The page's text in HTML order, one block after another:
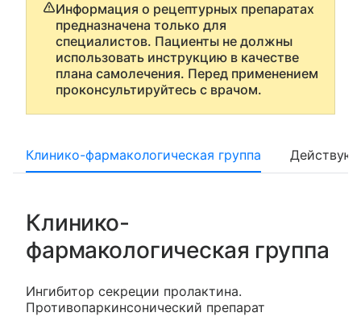
Информация о рецептурных препаратах
предназначена только для
специалистов. Пациенты не должны
использовать инструкцию в качестве
плана самолечения. Перед применением
проконсультируйтесь с врачом.
Клинико-фармакологическая группа
Клинико-
фармакологическая группа
Ингибитор секреции пролактина.
Противопаркинсонический препарат